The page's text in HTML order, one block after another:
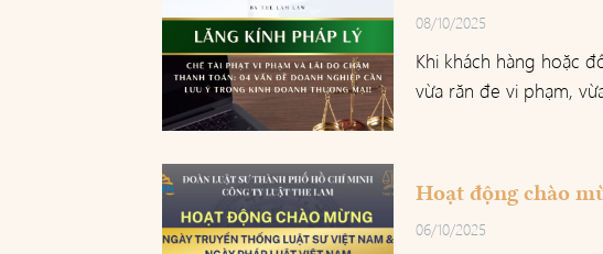
08/10/2025
Khi khách hàng hoặc
vừa răn đe vi phạm,
Hoạt động chào
06/10/2025